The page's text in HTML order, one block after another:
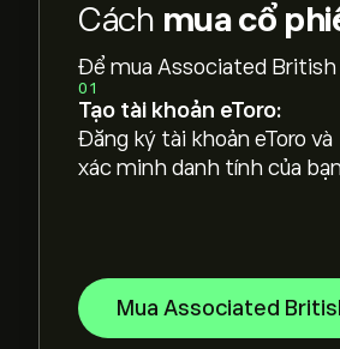
Cách mua cổ
Để mua Associated British
01
Tạo tài khoản eToro:
Đăng ký tài khoản eToro và
xác minh danh tính của
Mua Associated